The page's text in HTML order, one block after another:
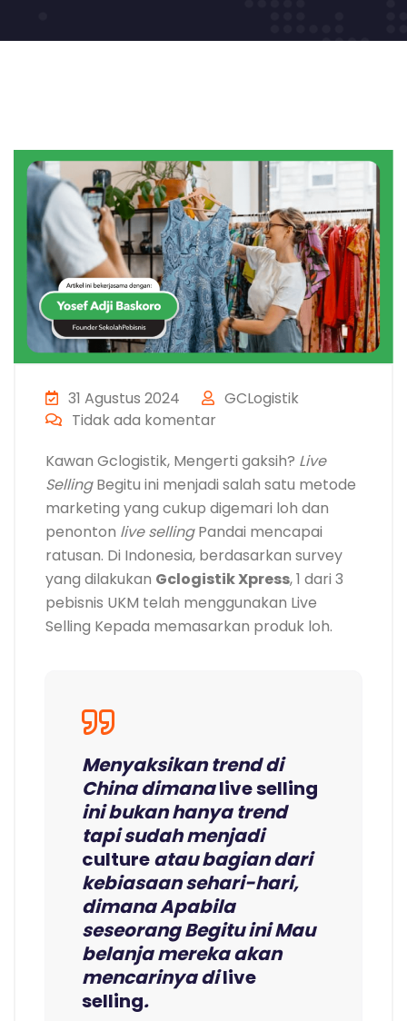
31 Agustus 2024
GCLogistik
Tidak ada komentar
Kawan Gclogistik, Mengerti gaksih? Live
SellingBegitu ini menjadi salah satu metode
marketing yang cukup digemari loh dan
penonton live sellingPandai mencapai
ratusan. Di Indonesia, berdasarkan survey
yang dilakukan Gclogistik Xpress, 1 dari 3
pebisnis UKM telah menggunakan Live
Selling Kepada memasarkan produk loh.
Menyaksikan trend di
China dimanalive selling
ini bukan hanya trend
tapi sudah menjadi
cultureatau bagian dari
kebiasaan sehari-hari,
dimana Apabila
seseorang Begitu ini Mau
belanja mereka akan
mencarinya dilive
selling.